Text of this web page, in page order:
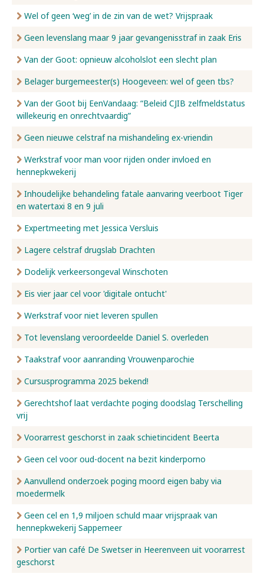
Wel of geen ‘weg’ in de zin van de wet? Vrijspraak
Geen levenslang maar 9 jaar gevangenisstraf in zaak Eris
Van der Goot: opnieuw alcoholslot een slecht plan
Belager burgemeester(s) Hoogeveen: wel of geen tbs?
Van der Goot bij EenVandaag: “Beleid CJIB zelfmeldstatus
willekeurig en onrechtvaardig”
Geen nieuwe celstraf na mishandeling ex-vriendin
Werkstraf voor man voor rijden onder invloed en
hennepkwekerij
Inhoudelijke behandeling fatale aanvaring veerboot Tiger
en watertaxi 8 en 9 juli
Expertmeeting met Jessica Versluis
Lagere celstraf drugslab Drachten
Dodelijk verkeersongeval Winschoten
Eis vier jaar cel voor 'digitale ontucht'
Werkstraf voor niet leveren spullen
Tot levenslang veroordeelde Daniel S. overleden
Taakstraf voor aanranding Vrouwenparochie
Cursusprogramma 2025 bekend!
Gerechtshof laat verdachte poging doodslag Terschelling
vrij
Voorarrest geschorst in zaak schietincident Beerta
Geen cel voor oud-docent na bezit kinderporno
Aanvullend onderzoek poging moord eigen baby via
moedermelk
Geen cel en 1,9 miljoen schuld maar vrijspraak van
hennepkwekerij Sappemeer
Portier van café De Swetser in Heerenveen uit voorarrest
geschorst